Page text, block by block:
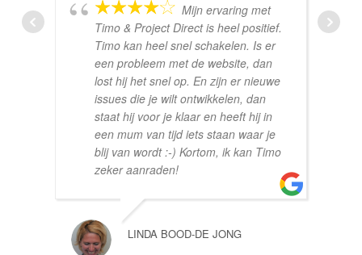
Mijn ervaring met
Timo & Project Direct is heel positief.
Timo kan heel snel schakelen. Is er
een probleem met de website, dan
lost hij het snel op. En zijn er nieuwe
issues die je wilt ontwikkelen, dan
staat hij voor je klaar en heeft hij in
een mum van tijd iets staan waar je
blij van wordt :-) Kortom, ik kan Timo
zeker aanraden!
LINDA BOOD-DE JONG